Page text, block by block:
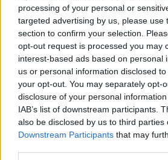
processing of your personal or
targeted advertising by us, please use
section to confirm your selection.
opt-out request is processed you may
interest-based ads based on personal
us or personal information disclosed
your opt-out. You may separately opt-
disclosure of your personal
IAB’s list of downstream participants.
also be disclosed by us to third parties
Downstream Participants that may
ξεχάσει
ΧΤΕΣ
Η
καλοκαιρινή
ανάρτηση που
likes στο
Κατερίνα
Πάρο: Η
της και η
τους